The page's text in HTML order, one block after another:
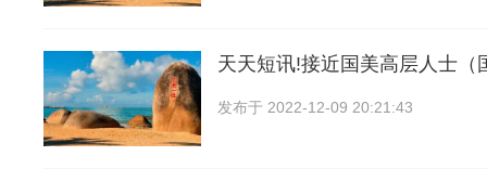
天天短讯!接近国美高层人士（
发布于 2022-12-09 20:21:43